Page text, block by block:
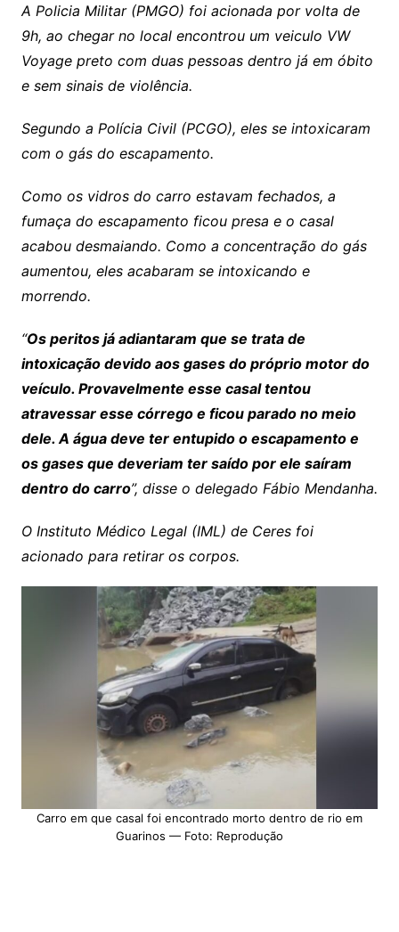
A Policia Militar (PMGO) foi acionada por volta de
9h, ao chegar no local encontrou um veiculo VW
Voyage preto com duas pessoas dentro já em óbito
e sem sinais de violência.
Segundo a Polícia Civil (PCGO), eles se intoxicaram
com o gás do escapamento.
Como os vidros do carro estavam fechados, a
fumaça do escapamento ficou presa e o casal
acabou desmaiando. Como a concentração do gás
aumentou, eles acabaram se intoxicando e
morrendo.
“Os peritos já adiantaram que se trata de
intoxicação devido aos gases do próprio motor do
veículo. Provavelmente esse casal tentou
atravessar esse córrego e ficou parado no meio
dele. A água deve ter entupido o escapamento e
os gases que deveriam ter saído por ele saíram
dentro do carro”, disse o delegado Fábio Mendanha.
O Instituto Médico Legal (IML) de Ceres foi
acionado para retirar os corpos.
Carro em que casal foi encontrado morto dentro de rio em
Guarinos — Foto: Reprodução